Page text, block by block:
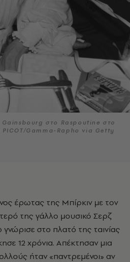
στο Raspoutine στο
Gamma-Rapho via Getty
έρωτας της Μπίρκιν με τον
της γάλλο μουσικό Σερζ
στο πλατό της ταινίας
12 χρόνια. Απέκτησαν μια
ήταν «παντρεμένοι» αν